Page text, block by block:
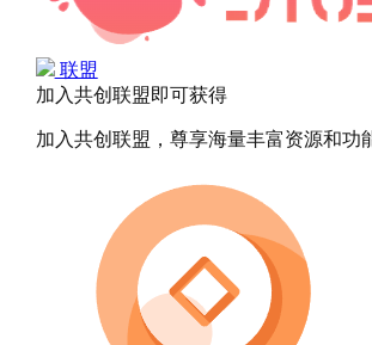
联盟
加入共创联盟即可获得
加入共创联盟，尊享海量丰富资源和功